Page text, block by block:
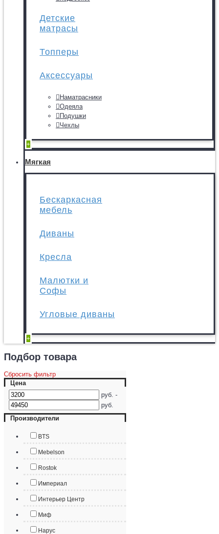
Детские
матрасы
Топперы
Аксессуары
Наматрасники
Одеяла
Подушки
Чехлы
+
Мягкая
Бескаркасная
мебель
Диваны
Кресла
Малютки и
Софы
Угловые диваны
+
Подбор товара
Сбросить фильтр
Цена
руб. -
руб.
Производители
BTS
Mebelson
Rostok
Империал
Интерьер Центр
Миф
Нарус